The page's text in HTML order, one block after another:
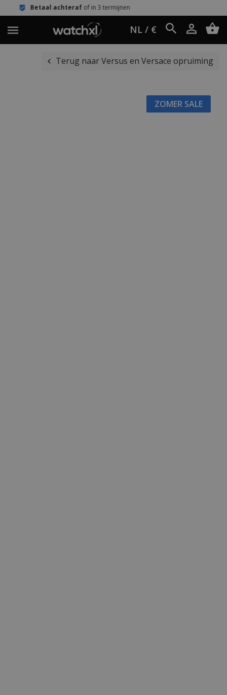
of in 3 termijnen
NL / €
Terug naar Versus en Versace opruiming
ZOMER SALE